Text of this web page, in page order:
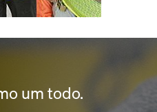
um todo.